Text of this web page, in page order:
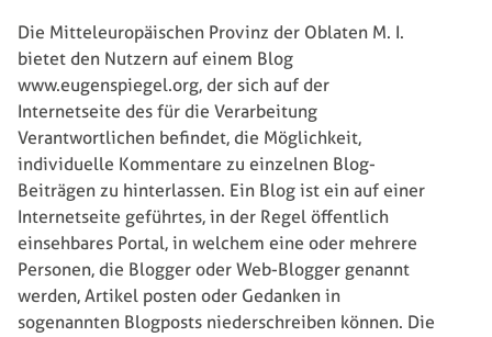
Die Mitteleuropäischen Provinz der Oblaten M. I.
bietet den Nutzern auf einem Blog
www.eugenspiegel.org, der sich auf der
Internetseite des für die Verarbeitung
Verantwortlichen befindet, die Möglichkeit,
individuelle Kommentare zu einzelnen Blog-
Beiträgen zu hinterlassen. Ein Blog ist ein auf einer
Internetseite geführtes, in der Regel öffentlich
einsehbares Portal, in welchem eine oder mehrere
Personen, die Blogger oder Web-Blogger genannt
werden, Artikel posten oder Gedanken in
sogenannten Blogposts niederschreiben können. Die